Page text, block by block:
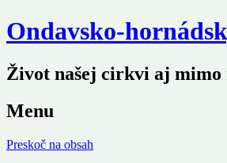
Ondavsko-
Život našej cirkvi aj mimo
Menu
Preskoč na obsah